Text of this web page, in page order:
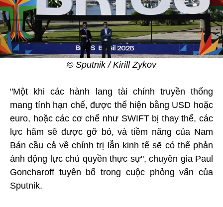
© Sputnik / Kirill Zykov
"Một khi các hành lang tài chính truyền thống
mang tính hạn chế, được thể hiện bằng USD hoặc
euro, hoặc các cơ chế như SWIFT bị thay thế, các
lực hãm sẽ được gỡ bỏ, và tiềm năng của Nam
Bán cầu cả về chính trị lẫn kinh tế sẽ có thể phản
ánh động lực chủ quyền thực sự", chuyên gia Paul
Goncharoff tuyên bố trong cuộc phỏng vấn của
Sputnik.